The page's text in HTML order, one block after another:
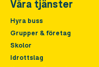
Våra tjänster
Hyra buss
Grupper & företag
Skolor
Idrottslag